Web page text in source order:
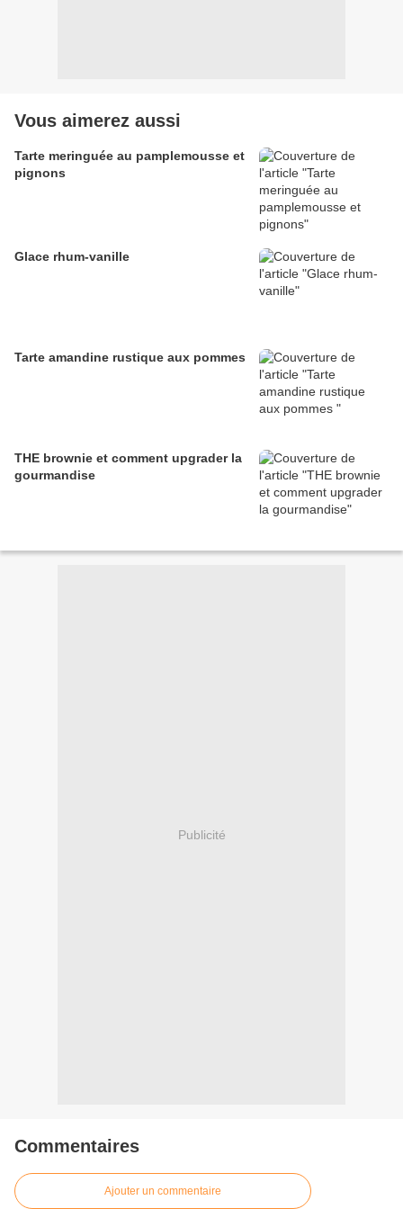
Vous aimerez aussi
Tarte meringuée au pamplemousse et
pignons
Glace rhum-vanille
Tarte amandine rustique aux pommes
THE brownie et comment upgrader la
gourmandise
Publicité
Commentaires
Ajouter un commentaire